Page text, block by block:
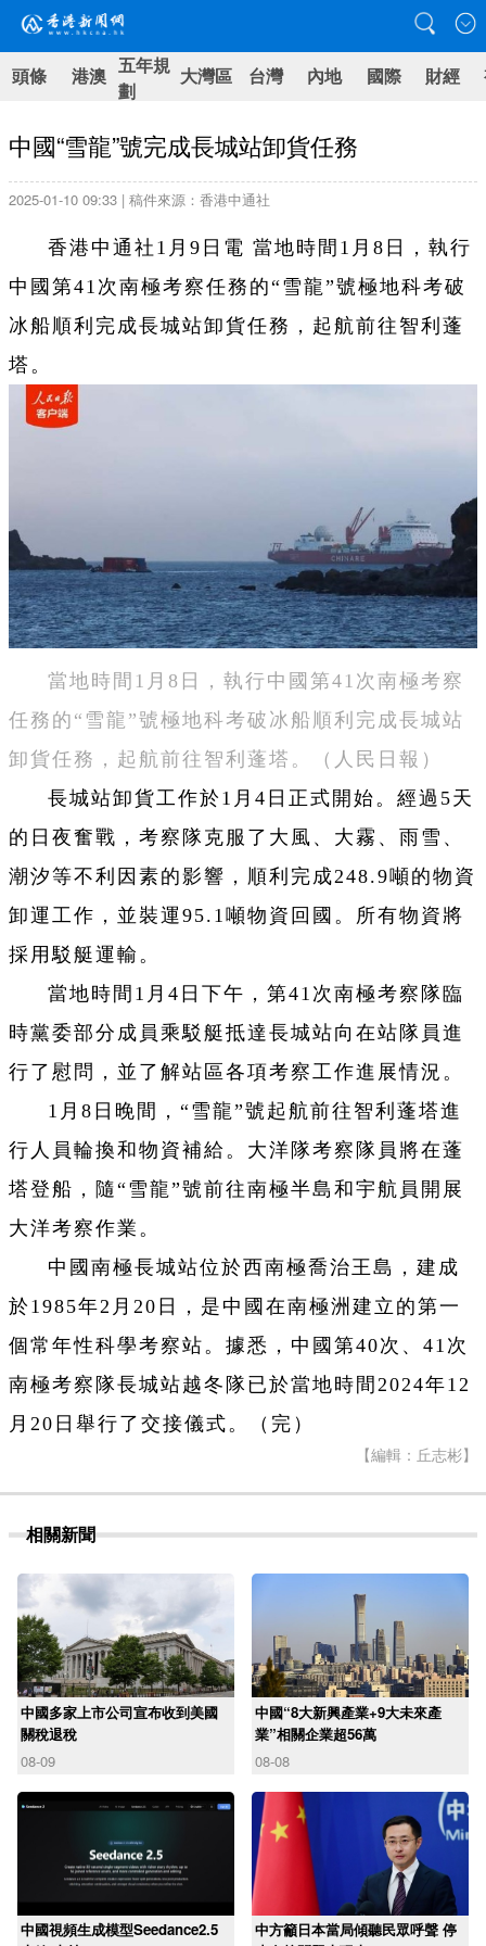
頭條 港澳 五年規
劃
大灣區 台灣 內地 國際 財經
中國“雪龍”號完成長城站卸貨任務
2025-01-10 09:33 | 稿件來源：香港中通社
香港中通社1月9日電 當地時間1月8日，執行
中國第41次南極考察任務的“雪龍”號極地科考破
冰船順利完成長城站卸貨任務，起航前往智利蓬
塔。
當地時間1月8日，執行中國第41次南極考察
任務的“雪龍”號極地科考破冰船順利完成長城站
卸貨任務，起航前往智利蓬塔。（人民日報）
長城站卸貨工作於1月4日正式開始。經過5天
的日夜奮戰，考察隊克服了大風、大霧、雨雪、
潮汐等不利因素的影響，順利完成248.9噸的物資
卸運工作，並裝運95.1噸物資回國。所有物資將
採用駁艇運輸。
當地時間1月4日下午，第41次南極考察隊臨
時黨委部分成員乘駁艇抵達長城站向在站隊員進
行了慰問，並了解站區各項考察工作進展情況。
1月8日晚間，“雪龍”號起航前往智利蓬塔進
行人員輪換和物資補給。大洋隊考察隊員將在蓬
塔登船，隨“雪龍”號前往南極半島和宇航員開展
大洋考察作業。
中國南極長城站位於西南極喬治王島，建成
於1985年2月20日，是中國在南極洲建立的第一
個常年性科學考察站。據悉，中國第40次、41次
南極考察隊長城站越冬隊已於當地時間2024年12
月20日舉行了交接儀式。（完）
【編輯：丘志彬】
相關新聞
中國多家上市公司宣布收到美國
關稅退稅
08-09
中國“8大新興產業+9大未來產
業”相關企業超56萬
08-08
中國視頻生成模型Seedance2.5
中方籲日本當局傾聽民眾呼聲 停